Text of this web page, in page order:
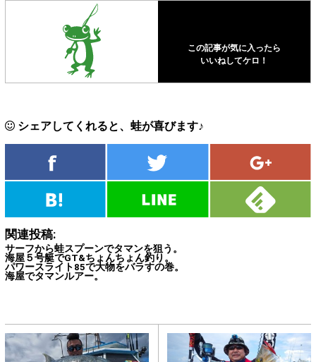
この記事が気に入ったら
いいねしてケロ！
シェアしてくれると、蛙が喜びます♪
関連投稿:
サーフから蛙スプーンでタマンを狙う。
海屋５号艇でGT&ちょんちょん釣り。
パワースライト85で大物をバラすの巻。
海屋でタマンルアー。